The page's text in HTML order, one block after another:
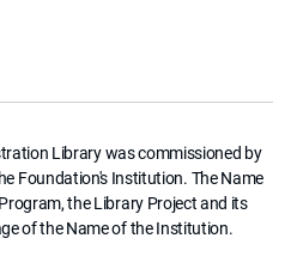
Library was commissioned by
Foundation's Institution. The Name
the Library Project and its
of the Name of the Institution.